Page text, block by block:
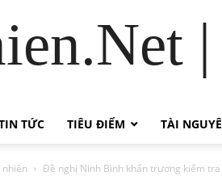
TỨC TIÊU ĐIỂM TÀI
nhiên Đề nghị Ninh Bình khẩn trương kiểm